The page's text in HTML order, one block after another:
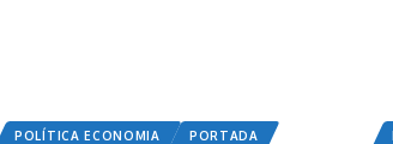
POLÍTICA ECONOMIA PORTADA